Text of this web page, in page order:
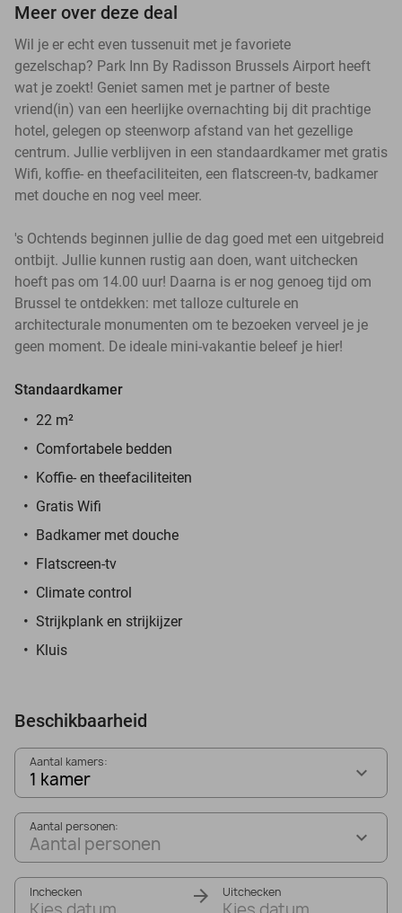
Meer over deze deal
Wil je er echt even tussenuit met je favoriete
gezelschap? Park Inn By Radisson Brussels Airport heeft
wat je zoekt! Geniet samen met je partner of beste
vriend(in) van een heerlijke overnachting bij dit prachtige
hotel, gelegen op steenworp afstand van het gezellige
centrum. Jullie verblijven in een standaardkamer met gratis
Wifi, koffie- en theefaciliteiten, een flatscreen-tv, badkamer
met douche en nog veel meer.
's Ochtends beginnen jullie de dag goed met een uitgebreid
ontbijt. Jullie kunnen rustig aan doen, want uitchecken
hoeft pas om 14.00 uur! Daarna is er nog genoeg tijd om
Brussel te ontdekken: met talloze culturele en
architecturale monumenten om te bezoeken verveel je je
geen moment. De ideale mini-vakantie beleef je hier!
Standaardkamer
22 m²
Comfortabele bedden
Koffie- en theefaciliteiten
Gratis Wifi
Badkamer met douche
Flatscreen-tv
Climate control
Strijkplank en strijkijzer
Kluis
Beschikbaarheid
Aantal kamers:
1 kamer
Aantal personen:
Aantal personen
Inchecken Uitchecken